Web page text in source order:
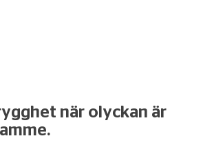
när olyckan är